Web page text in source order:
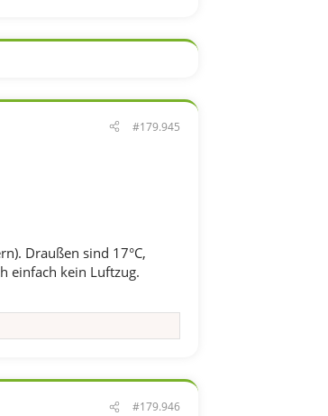
#179.945
Draußen sind 17°C,
einfach kein Luftzug.
#179.946